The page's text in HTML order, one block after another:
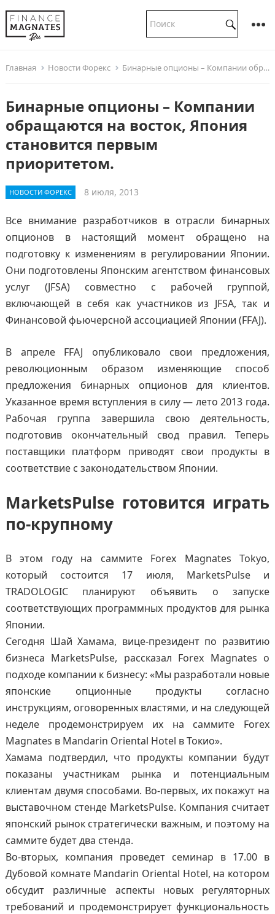
Главная Новости Форекс Бинарные опционы – Компании обращаются на восток, Япония становится первым приоритетом.
Бинарные опционы – Компании
обращаются на восток, Япония
становится первым
приоритетом.
НОВОСТИ ФОРЕКС 8 июля, 2013
Все внимание разработчиков в отрасли бинарных
опционов в настоящий момент обращено на
подготовку к изменениям в регулировании Японии.
Они подготовлены Японским агентством финансовых
услуг (JFSA) совместно с рабочей группой,
включающей в себя как участников из JFSA, так и
Финансовой фьючерсной ассоциацией Японии (FFAJ).
В апреле FFAJ опубликовало свои предложения,
революционным образом изменяющие способ
предложения бинарных опционов для клиентов.
Указанное время вступления в силу — лето 2013 года.
Рабочая группа завершила свою деятельность,
подготовив окончательный свод правил. Теперь
поставщики платформ приводят свои продукты в
соответствие с законодательством Японии.
MarketsPulse готовится играть
по-крупному
В этом году на саммите Forex Magnates Tokyo,
который состоится 17 июля, MarketsPulse и
TRADOLOGIC планируют объявить о запуске
соответствующих программных продуктов для рынка
Японии.
Сегодня Шай Хамама, вице-президент по развитию
бизнеса MarketsPulse, рассказал Forex Magnates о
подходе компании к бизнесу: «Мы разработали новые
японские опционные продукты согласно
инструкциям, оговоренных властями, и на следующей
неделе продемонстрируем их на саммите Forex
Magnates в Mandarin Oriental Hotel в Токио».
Хамама подтвердил, что продукты компании будут
показаны участникам рынка и потенциальным
клиентам двумя способами. Во-первых, их покажут на
выставочном стенде MarketsPulse. Компания считает
японский рынок стратегически важным, и поэтому на
саммите будет два стенда.
Во-вторых, компания проведет семинар в 17.00 в
Дубовой комнате Mandarin Oriental Hotel, на котором
обсудит различные аспекты новых регуляторных
требований и продемонстрирует функциональность